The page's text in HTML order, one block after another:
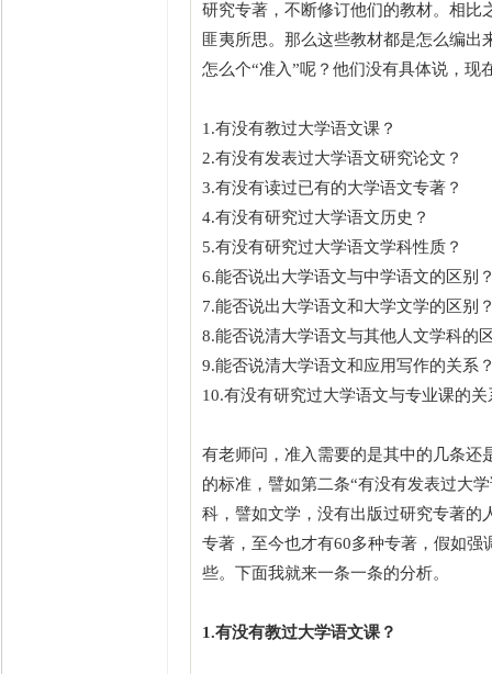
研究专著，不断修订他们的教材。相比
匪夷所思。那么这些教材都是怎么编
怎么个“准入”呢？他们没有具体说，现
1.有没有教过大学语文课？
2.有没有发表过大学语文研究论文？
3.有没有读过已有的大学语文专著？
4.有没有研究过大学语文历史？
5.有没有研究过大学语文学科性质？
6.能否说出大学语文与中学语文的区别
7.能否说出大学语文和大学文学的区别
8.能否说清大学语文与其他人文学科的
9.能否说清大学语文和应用写作的关系
10.有没有研究过大学语文与专业课的关
有老师问，准入需要的是其中的几条还
的标准，譬如第二条“有没有发表过大
科，譬如文学，没有出版过研究专著的
专著，至今也才有60多种专著，假如
些。下面我就来一条一条的分析。
1.有没有教过大学语文课？